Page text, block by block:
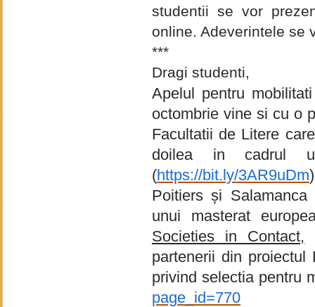
studentii se vor
online. Adeverintele se
***
Dragi studenti,
Apelul pentru
octombrie vine si cu o
Facultatii de Litere
doilea in cadrul
(https://bit.ly/3AR9uDm
Poitiers și
unui masterat
Societies in Contact,
partenerii din proiectul
privind selectia pentru
page_id=770